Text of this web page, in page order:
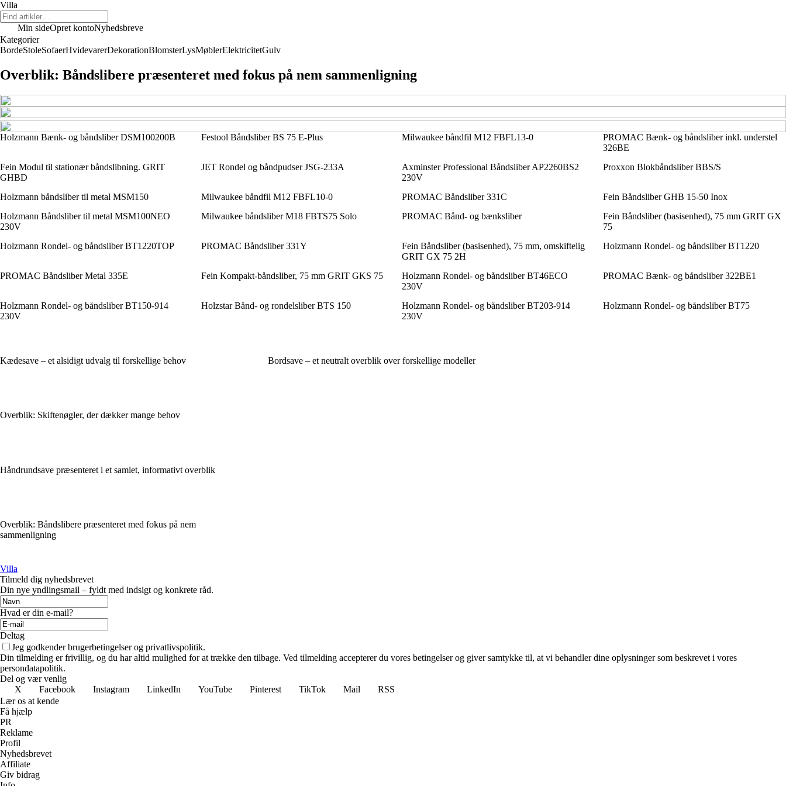
Villa
Min sideOpret kontoNyhedsbreve
Kategorier
BordeStoleSofaerHvidevarerDekorationBlomsterLysMøblerElektricitetGulv
Overblik: Båndslibere præsenteret med fokus på nem sammenligning
Holzmann Bænk- og båndsliber DSM100200B Festool Båndsliber BS 75 E-Plus Milwaukee båndfil M12 FBFL13-0
PROMAC Bænk- og båndsliber inkl. understel
326BE
Fein Modul til stationær båndslibning. GRIT
GHBD
JET Rondel og båndpudser JSG-233A
Axminster Professional Båndsliber AP2260BS2
230V
Proxxon Blokbåndsliber BBS/S
Holzmann båndsliber til metal MSM150 Milwaukee båndfil M12 FBFL10-0 PROMAC Båndsliber 331C
Fein Båndsliber GHB 15-50 Inox
Holzmann Båndsliber til metal MSM100NEO
230V
Milwaukee båndsliber M18 FBTS75 Solo PROMAC Bånd- og bænksliber
Fein Båndsliber (basisenhed), 75 mm GRIT GX
75
Holzmann Rondel- og båndsliber BT1220TOP
PROMAC Båndsliber 331Y
Fein Båndsliber (basisenhed), 75 mm, omskiftelig
GRIT GX 75 2H
Holzmann Rondel- og båndsliber BT1220
PROMAC Båndsliber Metal 335E Fein Kompakt-båndsliber, 75 mm GRIT GKS 75
Holzmann Rondel- og båndsliber BT46ECO
230V
PROMAC Bænk- og båndsliber 322BE1
Holzmann Rondel- og båndsliber BT150-914
230V
Holzstar Bånd- og rondelsliber BTS 150
Holzmann Rondel- og båndsliber BT203-914
230V
Holzmann Rondel- og båndsliber BT75
Kædesave – et alsidigt udvalg til forskellige behov
Overblik: Skiftenøgler, der dækker mange behov
Håndrundsave præsenteret i et samlet, informativt overblik
Overblik: Båndslibere præsenteret med fokus på nem
sammenligning
Bordsave – et neutralt overblik over forskellige modeller
Villa
Tilmeld dig nyhedsbrevet
Din nye yndlingsmail – fyldt med indsigt og konkrete råd.
Hvad er din e-mail?
Deltag
Jeg godkender brugerbetingelser og privatlivspolitik.
Din tilmelding er frivillig, og du har altid mulighed for at trække den tilbage. Ved tilmelding accepterer du vores betingelser og giver samtykke til, at vi behandler dine oplysninger som beskrevet i vores
persondatapolitik.
Del og vær venlig
X
Facebook Instagram LinkedIn YouTube Pinterest TikTok Mail
RSS
Lær os at kende
Få hjælp
PR
Reklame
Profil
Nyhedsbrevet
Affiliate
Giv bidrag